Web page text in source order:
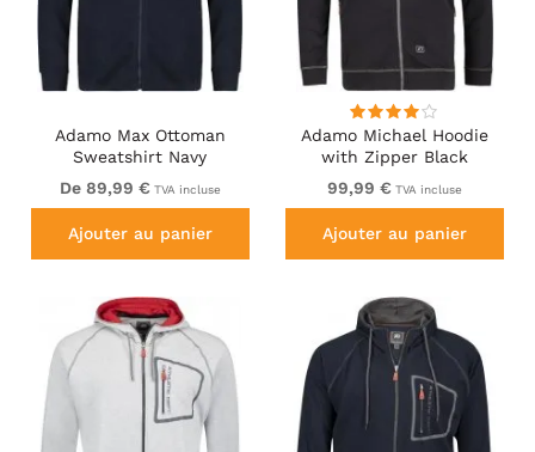
Adamo Max Ottoman
Sweatshirt Navy
De 89,99 € TVA incluse
Ajouter au panier
Adamo Michael Hoodie
with Zipper Black
99,99 € TVA incluse
Ajouter au panier